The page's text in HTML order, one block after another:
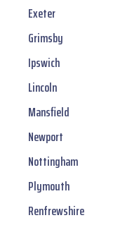
Exeter
Grimsby
Ipswich
Lincoln
Mansfield
Newport
Nottingham
Plymouth
Renfrewshire